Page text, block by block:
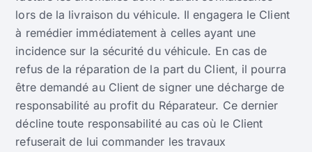
lors de la livraison du véhicule. Il engagera le Client
à remédier immédiatement à celles ayant une
incidence sur la sécurité du véhicule. En cas de
refus de la réparation de la part du Client, il pourra
être demandé au Client de signer une décharge de
responsabilité au profit du Réparateur. Ce dernier
décline toute responsabilité au cas où le Client
refuserait de lui commander les travaux